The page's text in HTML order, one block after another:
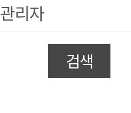
관리자
검색